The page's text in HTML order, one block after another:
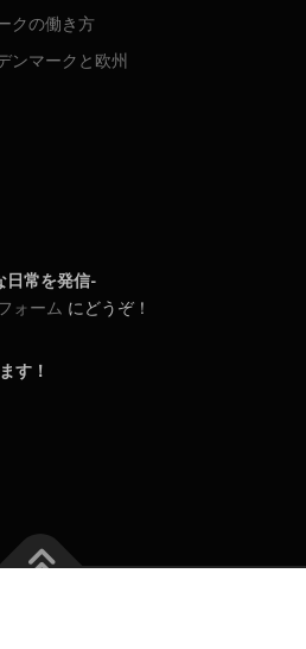
クの働き方
ンマークと欧州
日常を発信-
ォーム にどうぞ！
す！